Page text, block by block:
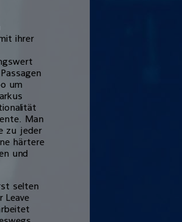
ihrer
um
Man
zu jeder
härtere
und
selten
Leave